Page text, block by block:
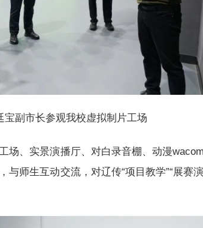
宝副市长参观我校虚拟制片工场
场、实景演播厅、对白录音棚、动漫
师生互动交流，对辽传“项目教学”“展赛